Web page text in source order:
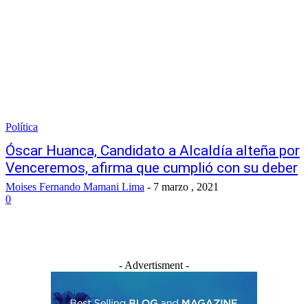
Política
Óscar Huanca, Candidato a Alcaldía alteña por
Venceremos, afirma que cumplió con su deber
Moises Fernando Mamani Lima - 7 marzo , 2021
0
- Advertisment -